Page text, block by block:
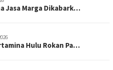
Jasa Marga Dikabark…
Hulu Rokan Pa…